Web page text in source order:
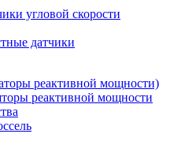
угловой скорости
датчики
реактивной мощности)
реактивной мощности